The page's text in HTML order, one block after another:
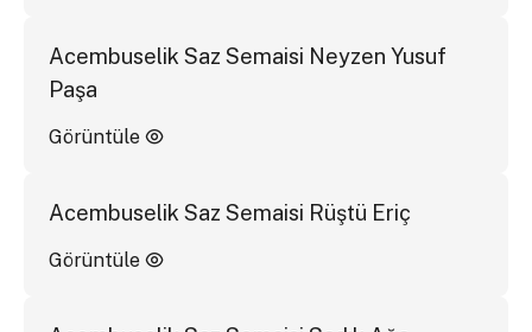
Acembuselik Saz Semaisi Neyzen Yusuf
Paşa
Görüntüle
Acembuselik Saz Semaisi Rüştü Eriç
Görüntüle